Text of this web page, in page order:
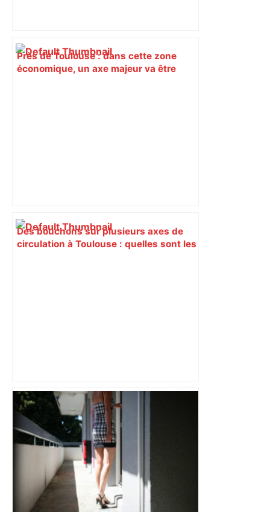
Près de Toulouse : dans cette zone
économique, un axe majeur va être
Des bouchons sur plusieurs axes de
circulation à Toulouse : quelles sont les
Municipales 2026 à Toulouse : voiture,
métro et train encombrent la campagne
électorale – – Le Mans.maville.com